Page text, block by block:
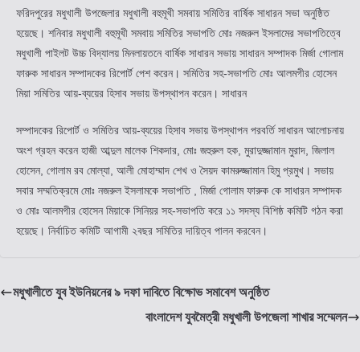
ফরিদপুরের মধুখালী উপজেলার মধুখালী বহুমূখী সমবায় সমিতির বার্ষিক সাধারন সভা অনুষ্ঠিত
হয়েছে। শনিবার মধুখালী বহুমূখী সমবায় সমিতির সভাপতি মোঃ নজরুল ইসলামের সভাপতিত্বে
মধুখালী পাইলট উচ্চ বিদ্যালয় মিনলায়তনে বার্ষিক সাধারন সভায় সাধারন সম্পাদক মির্জা গোলাম
ফারুক সাধারন সম্পাদকের রিপোর্ট পেশ করেন। সমিতির সহ-সভাপতি মোঃ আলমগীর হোসেন
মিয়া সমিতির আয়-ব্যয়ের হিসাব সভায় উপস্থাপন করেন। সাধারন
সম্পাদকের রিপোর্ট ও সমিতির আয়-ব্যয়ের হিসাব সভায় উপস্থাপন পরবর্তি সাধারন আলোচনায়
অংশ গ্রহন করেন হাজী আব্দুল মালেক শিকদার, মোঃ জহুরুল হক, মুরাদুজ্জামান মুরাদ, জিলাল
হোসেন, গোলাম রব মোল্যা, আলী মোহাম্মাদ শেখ ও সৈয়দ কামরুজ্জামান হিমু প্রমুখ। সভায়
সবার সম্মতিক্রমে মোঃ নজরুল ইসলামকে সভাপতি , মির্জা গোলাম ফারুক কে সাধারন সম্পাদক
ও মোঃ আলমগীর হোসেন মিয়াকে সিনিয়র সহ-সভাপতি করে ১১ সদস্য বিশিষ্ঠ কমিটি গঠন করা
হয়েছে। নির্বাচিত কমিটি আগামী ২বছর সমিতির দায়িত্ব পালন করবেন।
মধুখালীতে যুব ইউনিয়নের ৯ দফা দাবিতে বিক্ষোভ সমাবেশ অনুষ্ঠিত
বাংলাদেশ যুবমৈত্রী মধুখালী উপজেলা শাখার সম্মেলন